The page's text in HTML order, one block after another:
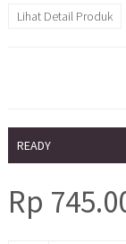
Lihat Detail Produk
READY
Rp